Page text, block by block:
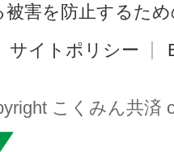
被害を防止するた
サイトポリシー
こくみん共済